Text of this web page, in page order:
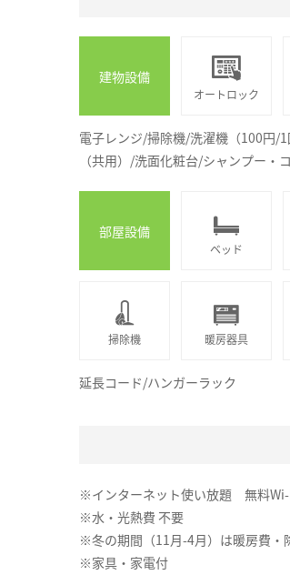
建物設備
オートロック
電子レンジ/掃除機/洗濯機（100円/
（共用）/洗面化粧台/シャンプー・
部屋設備
ベッド
掃除機 暖房器具
延長コード/ハンガーラック
※インターネット使い放題 無料Wi-
※水・光熱費 不要
※冬の期間（11月-4月）は暖房費・
※家具・家電付